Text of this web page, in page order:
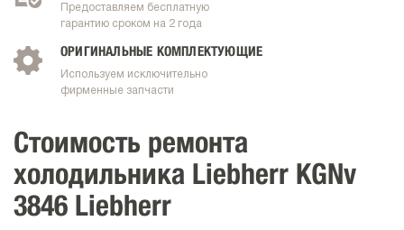
Предоставляем бесплатную
гарантию сроком на 2 года
ОРИГИНАЛЬНЫЕ КОМПЛЕКТУЮЩИЕ
Используем исключительно
фирменные запчасти
Стоимость ремонта
холодильника Liebherr KGNv
3846 Liebherr